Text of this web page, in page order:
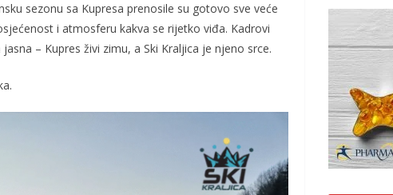
sezonu sa Kupresa prenosile su gotovo sve veće
i atmosferu kakva se rijetko viđa. Kadrovi
– Kupres živi zimu, a Ski Kraljica je njeno srce.